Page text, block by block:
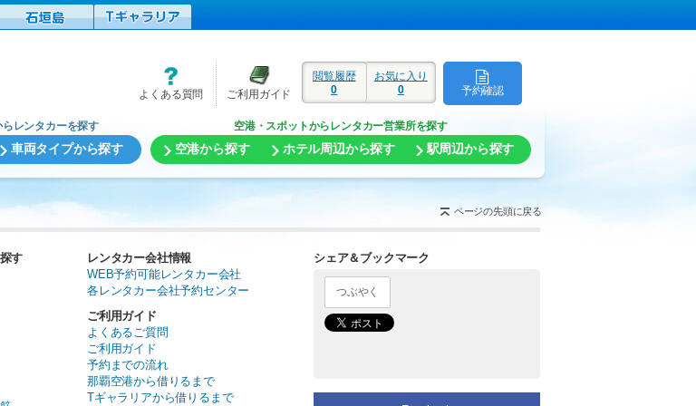
予約確認
閲覧履歴
0
お気に入り
0
よくある質問 ご利用ガイド
レンタカーを探す
車両タイプから探す
空港・スポットからレンタカー営業所を探す
空港から探す ホテル周辺から探す 駅周辺から探す
ページの先頭に戻る
す
レンタカー会社情報
WEB予約可能レンタカー会社
各レンタカー会社予約センター
ご利用ガイド
よくあるご質問
ご利用ガイド
予約までの流れ
那覇空港から借りるまで
Tギャラリアから借りるまで
シェア＆ブックマーク